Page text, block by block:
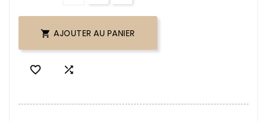
 AJOUTER AU PANIER
 